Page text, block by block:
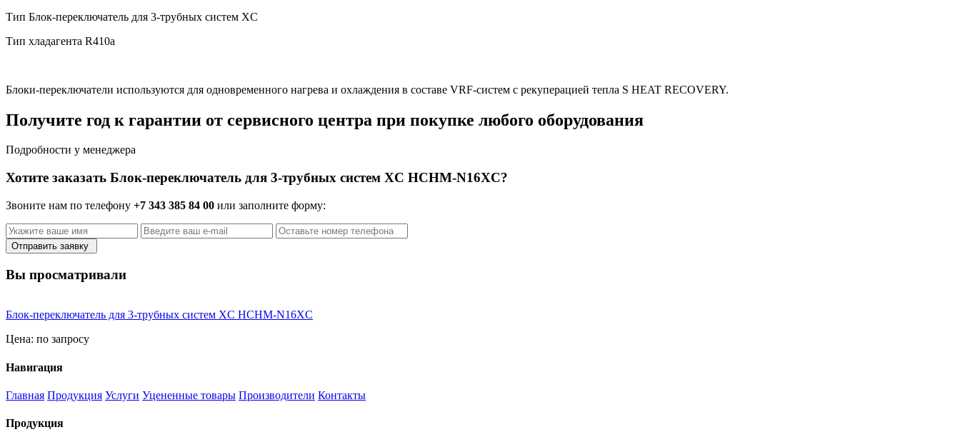
Тип Блок-переключатель для 3-трубных систем XC
Тип хладагента R410a
Блоки-переключатели используются для одновременного нагрева и охлаждения в составе VRF-систем с рекуперацией тепла S HEAT RECOVERY.
Получите год к гарантии от сервисного центра при покупке любого оборудования
Подробности у менеджера
Хотите заказать Блок-переключатель для 3-трубных систем XC HCHM-N16XC?
Звоните нам по телефону +7 343 385 84 00 или заполните форму:
Отправить заявку
Вы просматривали
Блок-переключатель для 3-трубных систем XC HCHM-N16XC
Цена: по запросу
Навигация
Главная Продукция Услуги Уцененные товары Производители Контакты
Продукция